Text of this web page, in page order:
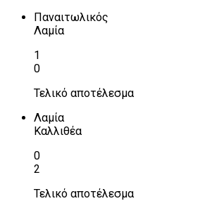
Παναιτωλικός
Λαμία
1
0
Τελικό αποτέλεσμα
Λαμία
Καλλιθέα
0
2
Τελικό αποτέλεσμα